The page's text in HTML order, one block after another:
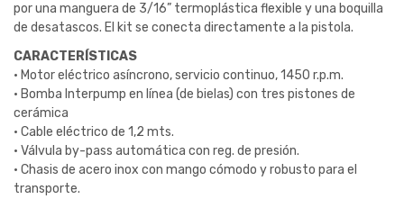
por una manguera de 3/16” termoplástica flexible y una boquilla
de desatascos. El kit se conecta directamente a la pistola.
CARACTERÍSTICAS
· Motor eléctrico asíncrono, servicio continuo, 1450 r.p.m.
· Bomba Interpump en línea (de bielas) con tres pistones de
cerámica
· Cable eléctrico de 1,2 mts.
· Válvula by-pass automática con reg. de presión.
· Chasis de acero inox con mango cómodo y robusto para el
transporte.